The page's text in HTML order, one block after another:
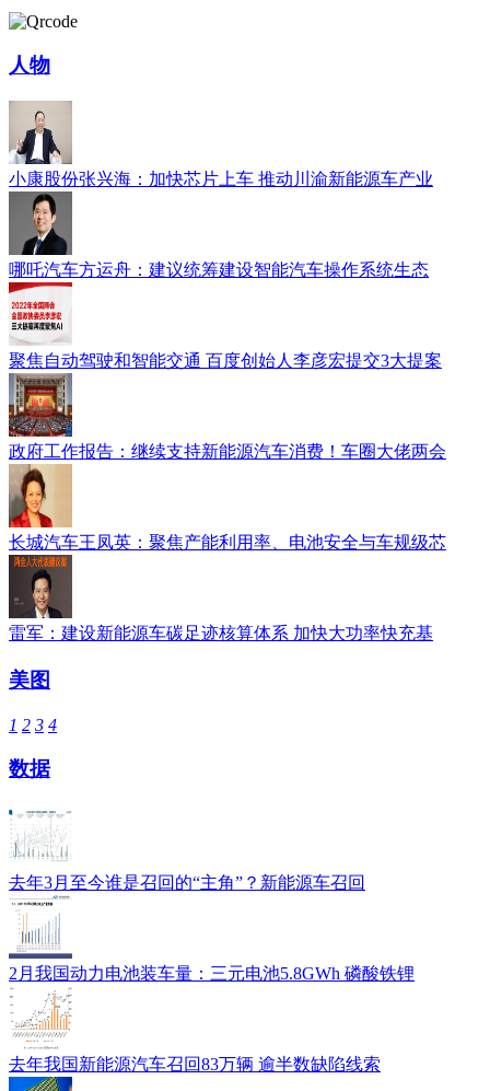
人物
小康股份张兴海：加快芯片上车 推动川渝新能源车产业
哪吒汽车方运舟：建议统筹建设智能汽车操作系统生态
聚焦自动驾驶和智能交通 百度创始人李彦宏提交3大提案
政府工作报告：继续支持新能源汽车消费！车圈大佬两会
长城汽车王凤英：聚焦产能利用率、电池安全与车规级芯
雷军：建设新能源车碳足迹核算体系 加快大功率快充基
美图
1 2 3 4
数据
去年3月至今谁是召回的“主角”？新能源车召回
2月我国动力电池装车量：三元电池5.8GWh 磷酸铁锂
去年我国新能源汽车召回83万辆 逾半数缺陷线索